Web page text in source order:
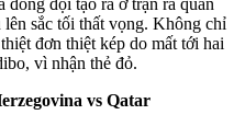
sắc tối thất vọng. Không chỉ
đơn thiệt kép do mất tới hai
vì nhận thẻ đỏ.
vs Qatar